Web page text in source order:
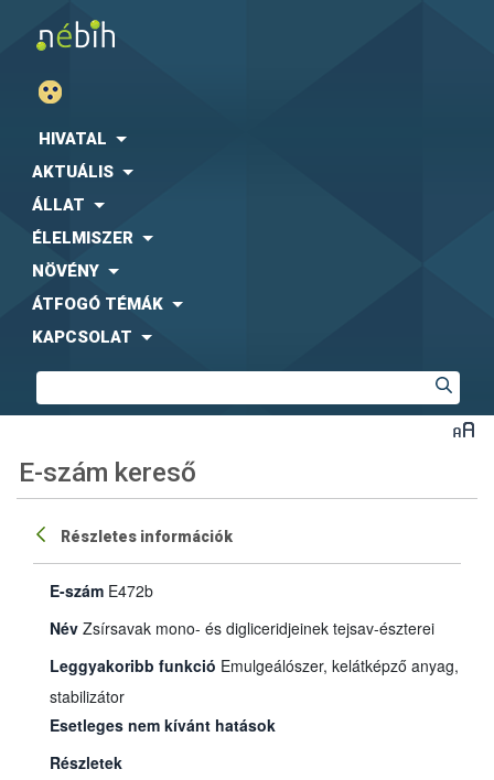
HIVATAL
AKTUÁLIS
ÁLLAT
ÉLELMISZER
NÖVÉNY
ÁTFOGÓ TÉMÁK
KAPCSOLAT
E-szám kereső
Részletes információk
E-szám E472b
Név Zsírsavak mono- és digliceridjeinek tejsav-észterei
Leggyakoribb funkció
stabilizátor
Esetleges nem kívánt hatások
Részletek